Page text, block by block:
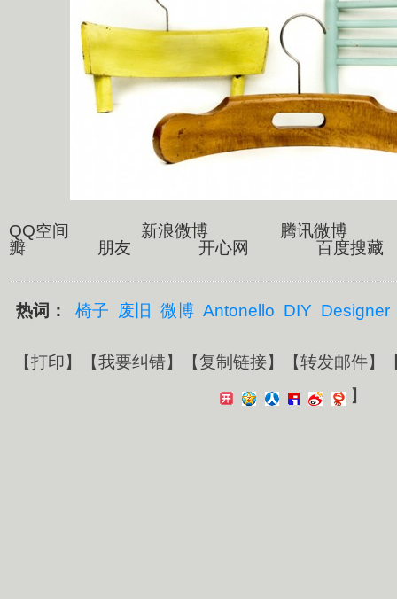
QQ空间 新浪微博 腾讯微
瓣 朋友 开心网 百度搜
热词： 椅子 废旧 微博 Antonello DIY Designer
【打印】【我要纠错】【复制链接】【转发邮件】
】